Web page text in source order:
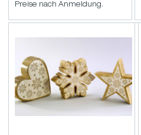
B17/21cm
Preise nach Anmeldung.